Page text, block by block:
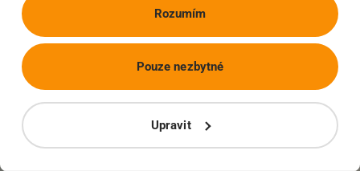
Rozumím
Upravit
Pouze nezbytné